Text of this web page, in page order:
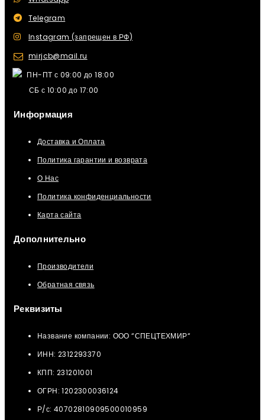
Telegram
Instagram (запрещен в РФ)
mirjcb@mail.ru
ПН-ПТ с 09:00 до 18:00
СБ с 10:00 до 17:00
Информация
Доставка и Оплата
Политика гарантии и возврата
О Нас
Политика конфиденциальности
Карта сайта
Дополнительно
Производители
Обратная связь
Реквизиты
Название компании: ООО “СПЕЦТЕХМИР“
ИНН: 2312293370
КПП: 231201001
ОГРН: 1202300036124
Р/с: 40702810909500010959